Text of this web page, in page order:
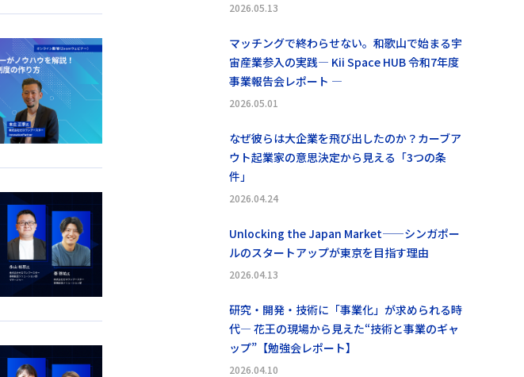
2026.05.13
マッチングで終わらせない。和歌山で始まる宇
宙産業参入の実践― Kii Space HUB 令和7年度
事業報告会レポート ―
2026.05.01
なぜ彼らは大企業を飛び出したのか？カーブア
ウト起業家の意思決定から見える「3つの条
件」
2026.04.24
Unlocking the Japan Market——シンガポー
ルのスタートアップが東京を目指す理由
2026.04.13
研究・開発・技術に「事業化」が求められる時
代― 花王の現場から見えた“技術と事業のギャ
ップ”【勉強会レポート】
2026.04.10